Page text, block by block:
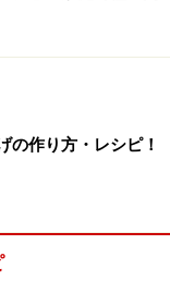
量です。作る量
作り方・手
方
の作り方・レシピ！